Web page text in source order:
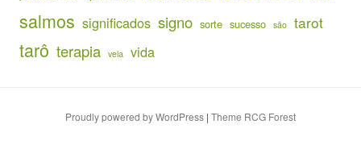
salmos significados signo sorte sucesso são tarot
tarô terapia vela vida
Proudly powered by WordPress | Theme RCG Forest